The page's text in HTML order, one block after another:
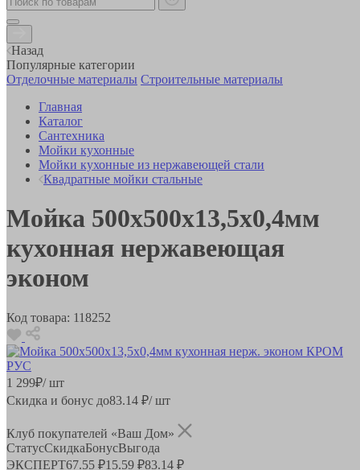
Назад
Популярные категории
Отделочные материалы Строительные материалы
Главная
Каталог
Сантехника
Мойки кухонные
Мойки кухонные из нержавеющей стали
Квадратные мойки стальные
Мойка 500х500х13,5х0,4мм
кухонная нержавеющая
эконом
Код товара: 118252
1 299₽/ шт
Скидка и бонус до83.14 ₽/ шт
Клуб покупателей «Ваш Дом»
СтатусСкидкаБонусВыгода
ЭКСПЕРТ67.55 ₽15.59 ₽83.14 ₽